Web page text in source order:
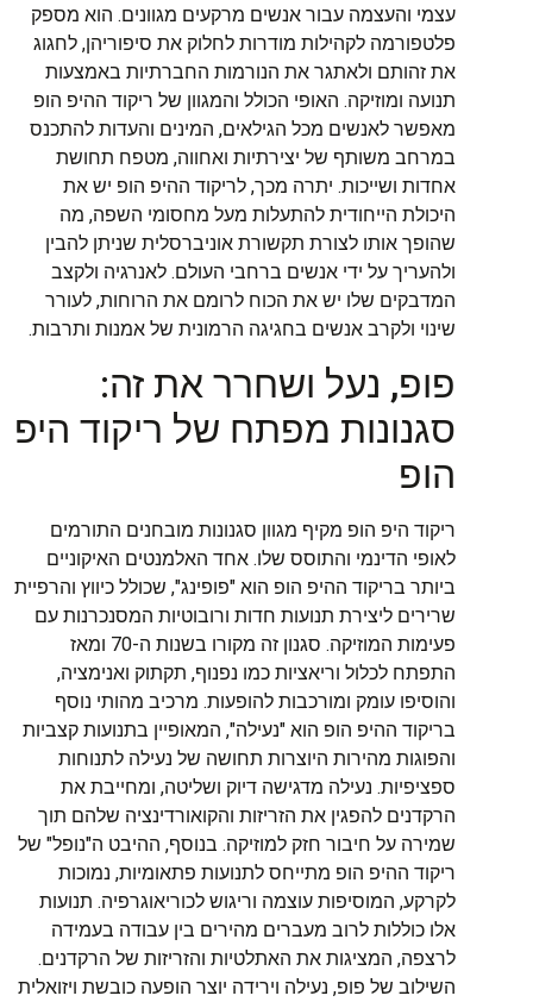
עצמי והעצמה עבור אנשים מרקעים מגוונים. הוא מספק
פלטפורמה לקהילות מודרות לחלוק את סיפוריהן, לחגוג
את זהותם ולאתגר את הנורמות החברתיות באמצעות
תנועה ומוזיקה. האופי הכולל והמגוון של ריקוד ההיפ הופ
מאפשר לאנשים מכל הגילאים, המינים והעדות להתכנס
במרחב משותף של יצירתיות ואחווה, מטפח תחושת
אחדות ושייכות. יתרה מכך, לריקוד ההיפ הופ יש את
היכולת הייחודית להתעלות מעל מחסומי השפה, מה
שהופך אותו לצורת תקשורת אוניברסלית שניתן להבין
ולהעריך על ידי אנשים ברחבי העולם. לאנרגיה ולקצב
המדבקים שלו יש את הכוח לרומם את הרוחות, לעורר
שינוי ולקרב אנשים בחגיגה הרמונית של אמנות ותרבות.
פופ, נעל ושחרר את זה:
סגנונות מפתח של ריקוד היפ
הופ
ריקוד היפ הופ מקיף מגוון סגנונות מובחנים התורמים
לאופי הדינמי והתוסס שלו. אחד האלמנטים האיקוניים
ביותר בריקוד ההיפ הופ הוא "פופינג", שכולל כיווץ והרפיית
שרירים ליצירת תנועות חדות ורובוטיות המסנכרנות עם
פעימות המוזיקה. סגנון זה מקורו בשנות ה-70 ומאז
התפתח לכלול וריאציות כמו נפנוף, תקתוק ואנימציה,
והוסיפו עומק ומורכבות להופעות. מרכיב מהותי נוסף
בריקוד ההיפ הופ הוא "נעילה", המאופיין בתנועות קצביות
והפוגות מהירות היוצרות תחושה של נעילה לתנוחות
ספציפיות. נעילה מדגישה דיוק ושליטה, ומחייבת את
הרקדנים להפגין את הזריזות והקואורדינציה שלהם תוך
שמירה על חיבור חזק למוזיקה. בנוסף, ההיבט ה"נופל" של
ריקוד ההיפ הופ מתייחס לתנועות פתאומיות, נמוכות
לקרקע, המוסיפות עוצמה וריגוש לכוריאוגרפיה. תנועות
אלו כוללות לרוב מעברים מהירים בין עבודה בעמידה
לרצפה, המציגות את האתלטיות והזריזות של הרקדנים.
השילוב של פופ, נעילה וירידה יוצר הופעה כובשת ויזואלית